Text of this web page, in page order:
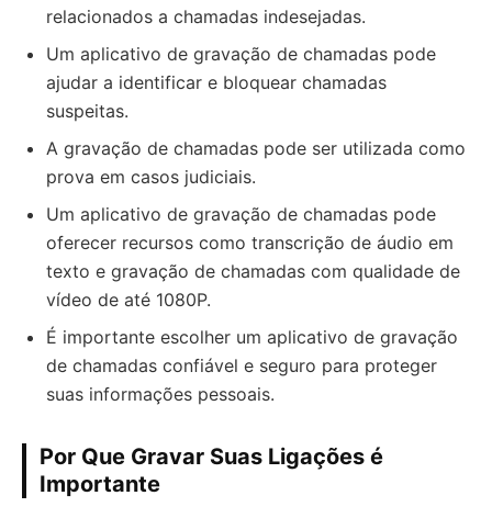
relacionados a chamadas indesejadas.
Um aplicativo de gravação de chamadas pode
ajudar a identificar e bloquear chamadas
suspeitas.
A gravação de chamadas pode ser utilizada como
prova em casos judiciais.
Um aplicativo de gravação de chamadas pode
oferecer recursos como transcrição de áudio em
texto e gravação de chamadas com qualidade de
vídeo de até 1080P.
É importante escolher um aplicativo de gravação
de chamadas confiável e seguro para proteger
suas informações pessoais.
Por Que Gravar Suas Ligações é
Importante